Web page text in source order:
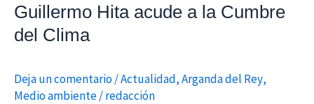
Guillermo Hita acude a la Cumbre
del Clima
Deja un comentario/Actualidad,Arganda del Rey,
Medio ambiente/redacción